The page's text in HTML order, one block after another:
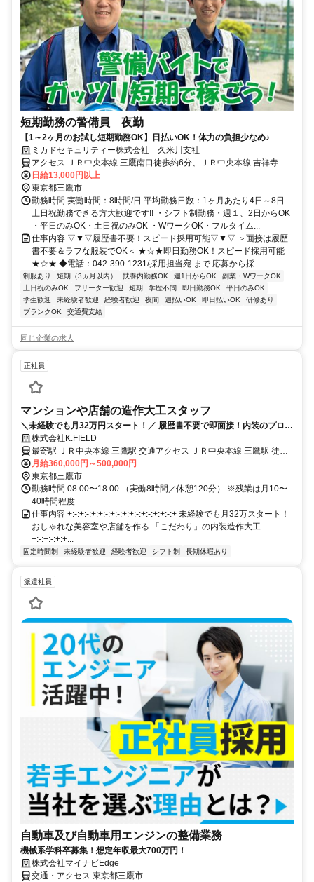
短期勤務の警備員 夜勤
【1～2ヶ月のお試し短期勤務OK】日払いOK！体力の負担少なめ♪
ミカドセキュリティー株式会社 久米川支社
アクセス ＪＲ中央本線 三鷹南口徒歩約6分、ＪＲ中央本線 吉祥寺公
園口徒歩約24分、ＪＲ中央本線 吉祥寺公園口徒歩約24分
日給13,000円以上
東京都三鷹市
勤務時間 実働時間：8時間/日 平均勤務日数：1ヶ月あたり4日～8日
土日祝勤務できる方大歓迎です!! ・シフト制勤務・週１、2日からOK
・平日のみOK・土日祝のみOK ・WワークOK・フルタイム...
仕事内容 ▽▼▽履歴書不要！スピード採用可能▽▼▽ ＞面接は履歴
書不要＆ラフな服装でOK＜ ★☆★即日勤務OK！スピード採用可能
★☆★ ◆電話：042-390-1231/採用担当宛 まで 応募から採...
制服あり 短期（3ヵ月以内） 扶養内勤務OK 週1日からOK
副業・WワークOK
土日祝のみOK
フリーター歓迎 短期 学歴不問 即日勤務OK
平日のみOK
学生歓迎
未経験者歓迎 経験者歓迎 夜間 週払いOK 即日払いOK
研修あり
ブランクOK
交通費支給
同じ企業の求人
正社員
マンションや店舗の造作大工スタッフ
＼未経験でも月32万円スタート！／ 履歴書不要で即面接！内装のプロ
へ。株式会社K.FIELD
最寄駅 ＪＲ中央本線 三鷹駅 交通アクセス ＪＲ中央本線 三鷹駅 徒歩
21分 ※現場は関東中心、3ヶ月に1回程度 中部・静岡などへの全国出
張あり。
月給360,000円～500,000円
東京都三鷹市
勤務時間 08:00〜18:00 （実働8時間／休憩120分） ※残業は月10〜
40時間程度
仕事内容 +:-:+:-:+:+:-:+:-:+:+:-:+:-:+:+:-:+ 未経験でも月32万スタート！
おしゃれな美容室や店舗を作る 「こだわり」の内装造作大工
+:-:+:-:+:+...
固定時間制 未経験者歓迎 経験者歓迎 シフト制 長期休暇あり
派遣社員
自動車及び自動車用エンジンの整備業務
機械系学科卒募集！想定年収最大700万円！
株式会社マイナビEdge
交通・アクセス 東京都三鷹市